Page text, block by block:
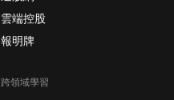
雲端控股
報明牌
跨領域學習